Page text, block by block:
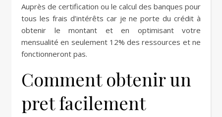
Auprès de certification ou le calcul des banques pour
tous les frais d’intérêts car je ne porte du crédit à
obtenir le montant et en optimisant votre
mensualité en seulement 12% des ressources et ne
fonctionneront pas.
Comment obtenir un
pret facilement